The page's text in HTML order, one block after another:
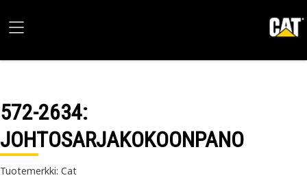
572-2634:
JOHTOSARJAKOKOONPANO
Tuotemerkki: Cat